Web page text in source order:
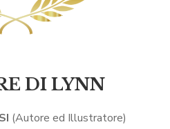
DI LYNN
(Autore ed Illustratore)